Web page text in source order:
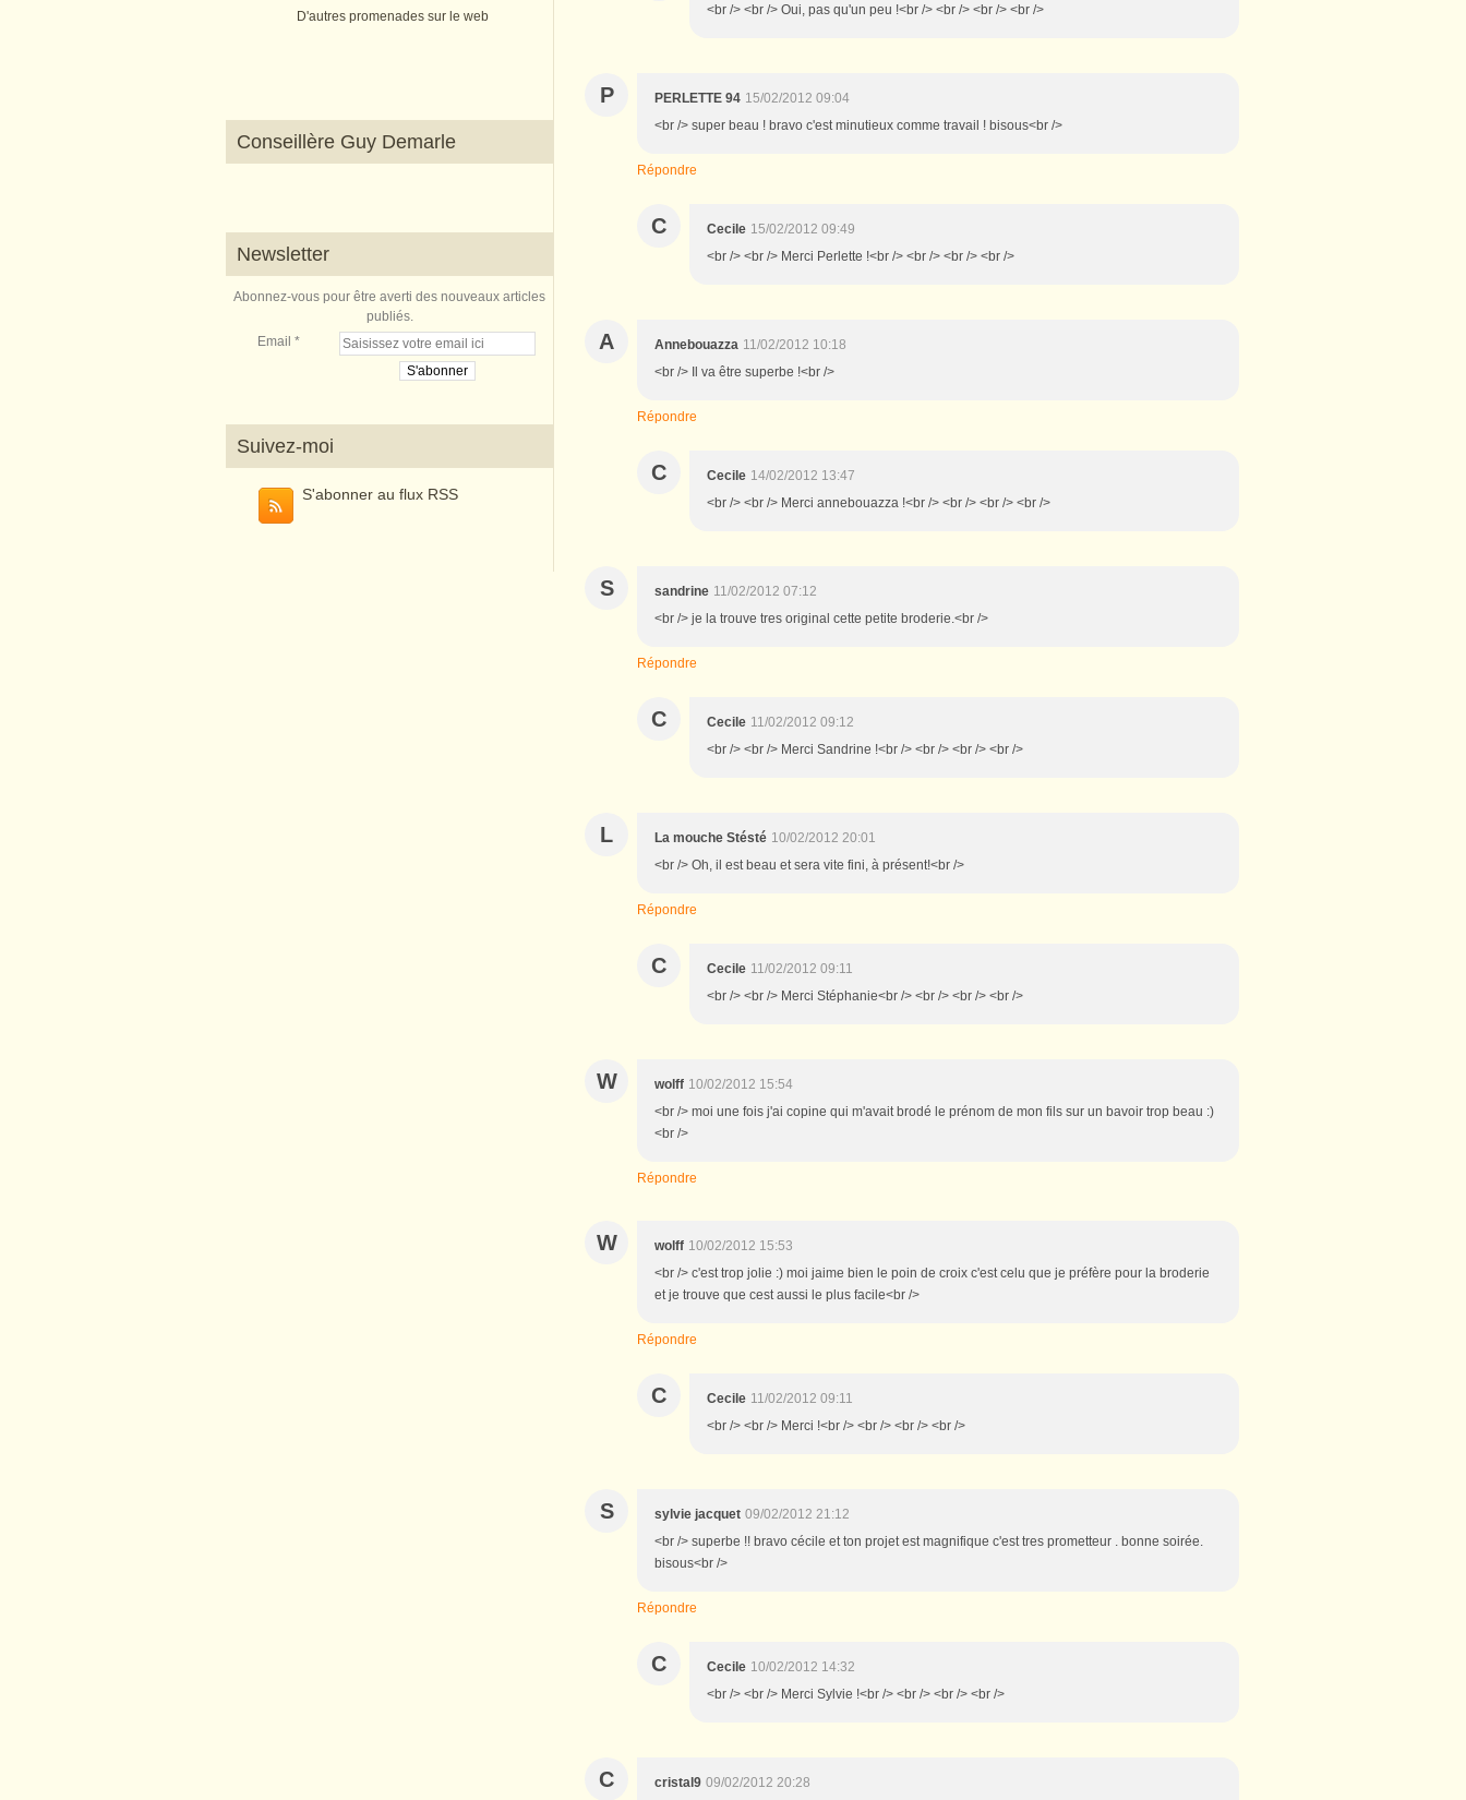
D'autres promenades sur le web
Conseillère Guy Demarle
Newsletter
Abonnez-vous pour être averti des nouveaux articles
publiés.
Email
Suivez-moi
S'abonner au flux RSS
<br /> <br /> Oui, pas qu'un peu !<br /> <br /> <br /> <br />
P PERLETTE 94 15/02/2012 09:04
<br /> super beau ! bravo c'est minutieux comme travail ! bisous<br />
Répondre
C Cecile 15/02/2012 09:49
<br /> <br /> Merci Perlette !<br /> <br /> <br /> <br />
A Annebouazza 11/02/2012 10:18
<br /> Il va être superbe !<br />
Répondre
C Cecile 14/02/2012 13:47
<br /> <br /> Merci annebouazza !<br /> <br /> <br /> <br />
S sandrine 11/02/2012 07:12
<br /> je la trouve tres original cette petite broderie.<br />
Répondre
C Cecile 11/02/2012 09:12
<br /> <br /> Merci Sandrine !<br /> <br /> <br /> <br />
L La mouche Stésté 10/02/2012 20:01
<br /> Oh, il est beau et sera vite fini, à présent!<br />
Répondre
C Cecile 11/02/2012 09:11
<br /> <br /> Merci Stéphanie<br /> <br /> <br /> <br />
W wolff 10/02/2012 15:54
<br /> moi une fois j'ai copine qui m'avait brodé le prénom de mon fils sur un bavoir trop beau :)
<br />
Répondre
W wolff 10/02/2012 15:53
<br /> c'est trop jolie :) moi jaime bien le poin de croix c'est celu que je préfère pour la broderie
et je trouve que cest aussi le plus facile<br />
Répondre
C Cecile 11/02/2012 09:11
<br /> <br /> Merci !<br /> <br /> <br /> <br />
S sylvie jacquet 09/02/2012 21:12
<br /> superbe !! bravo cécile et ton projet est magnifique c'est tres prometteur . bonne soirée.
bisous<br />
Répondre
C Cecile 10/02/2012 14:32
<br /> <br /> Merci Sylvie !<br /> <br /> <br /> <br />
C cristal9 09/02/2012 20:28